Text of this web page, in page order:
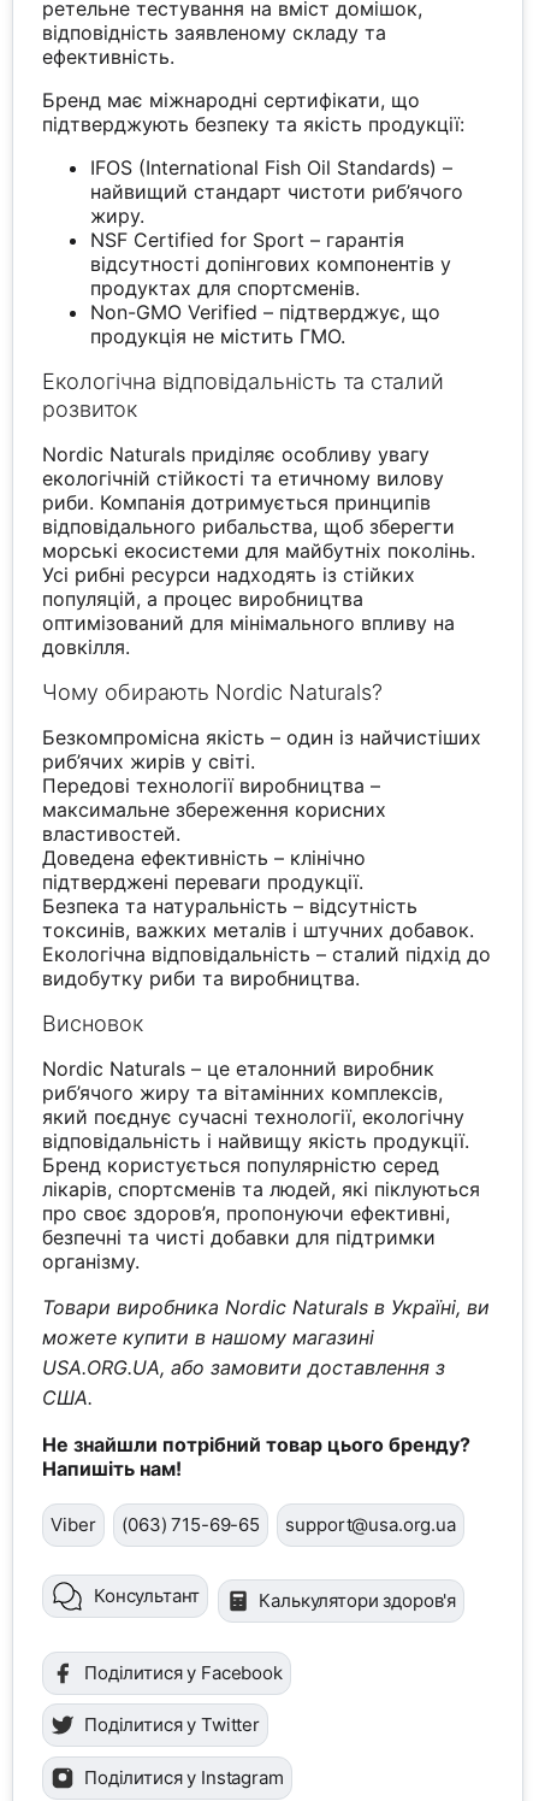
ретельне тестування на вміст домішок,
відповідність заявленому складу та
ефективність.
Бренд має міжнародні сертифікати, що
підтверджують безпеку та якість продукції:
IFOS (International Fish Oil Standards) –
найвищий стандарт чистоти риб’ячого
жиру.
NSF Certified for Sport – гарантія
відсутності допінгових компонентів у
продуктах для спортсменів.
Non-GMO Verified – підтверджує, що
продукція не містить ГМО.
Екологічна відповідальність та сталий
розвиток
Nordic Naturals приділяє особливу увагу
екологічній стійкості та етичному вилову
риби. Компанія дотримується принципів
відповідального рибальства, щоб зберегти
морські екосистеми для майбутніх поколінь.
Усі рибні ресурси надходять із стійких
популяцій, а процес виробництва
оптимізований для мінімального впливу на
довкілля.
Чому обирають Nordic Naturals?
Безкомпромісна якість – один із найчистіших
риб’ячих жирів у світі.
Передові технології виробництва –
максимальне збереження корисних
властивостей.
Доведена ефективність – клінічно
підтверджені переваги продукції.
Безпека та натуральність – відсутність
токсинів, важких металів і штучних добавок.
Екологічна відповідальність – сталий підхід до
видобутку риби та виробництва.
Висновок
Nordic Naturals – це еталонний виробник
риб’ячого жиру та вітамінних комплексів,
який поєднує сучасні технології, екологічну
відповідальність і найвищу якість продукції.
Бренд користується популярністю серед
лікарів, спортсменів та людей, які піклуються
про своє здоров’я, пропонуючи ефективні,
безпечні та чисті добавки для підтримки
організму.
Товари виробника Nordic Naturals в Україні, ви
можете купити в нашому магазині
USA.ORG.UA, або замовити доставлення з
США.
Не знайшли потрібний товар цього бренду?
Напишіть нам!
Viber (063) 715-69-65 support@usa.org.ua
Консультант Калькулятори здоров'я
Поділитися у Facebook
Поділитися у Twitter
Поділитися у Instagram